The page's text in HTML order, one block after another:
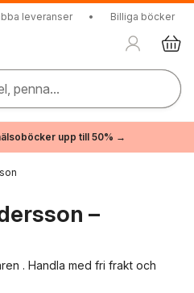
leveranser • Billiga böcker
penna...
upp till 50% →
–
. Handla med fri frakt och